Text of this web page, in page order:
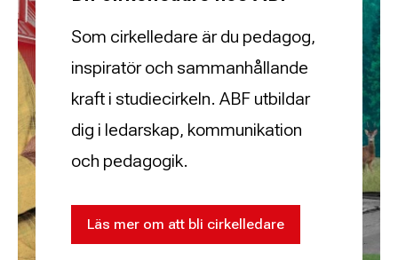
Som cirkelledare är du pedagog,
inspiratör och sammanhållande
kraft i studiecirkeln. ABF utbildar
dig i ledarskap, kommunikation
och pedagogik.
Läs mer om att bli cirkelledare